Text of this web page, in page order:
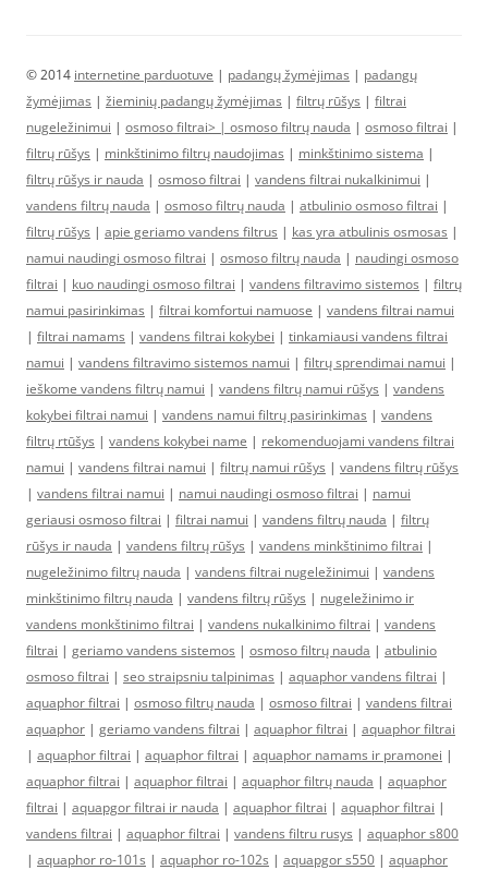
© 2014 internetine parduotuve | padangų žymėjimas | padangų
žymėjimas | žieminių padangų žymėjimas | filtrų rūšys | filtrai
nugeležinimui | osmoso filtrai> | osmoso filtrų nauda | osmoso filtrai |
filtrų rūšys | minkštinimo filtrų naudojimas | minkštinimo sistema |
filtrų rūšys ir nauda | osmoso filtrai | vandens filtrai nukalkinimui |
vandens filtrų nauda | osmoso filtrų nauda | atbulinio osmoso filtrai |
filtrų rūšys | apie geriamo vandens filtrus | kas yra atbulinis osmosas |
namui naudingi osmoso filtrai | osmoso filtrų nauda | naudingi osmoso
filtrai | kuo naudingi osmoso filtrai | vandens filtravimo sistemos | filtrų
namui pasirinkimas | filtrai komfortui namuose | vandens filtrai namui
| filtrai namams | vandens filtrai kokybei | tinkamiausi vandens filtrai
namui | vandens filtravimo sistemos namui | filtrų sprendimai namui |
ieškome vandens filtrų namui | vandens filtrų namui rūšys | vandens
kokybei filtrai namui | vandens namui filtrų pasirinkimas | vandens
filtrų rtūšys | vandens kokybei name | rekomenduojami vandens filtrai
namui | vandens filtrai namui | filtrų namui rūšys | vandens filtrų rūšys
| vandens filtrai namui | namui naudingi osmoso filtrai | namui
geriausi osmoso filtrai | filtrai namui | vandens filtrų nauda | filtrų
rūšys ir nauda | vandens filtrų rūšys | vandens minkštinimo filtrai |
nugeležinimo filtrų nauda | vandens filtrai nugeležinimui | vandens
minkštinimo filtrų nauda | vandens filtrų rūšys | nugeležinimo ir
vandens monkštinimo filtrai | vandens nukalkinimo filtrai | vandens
filtrai | geriamo vandens sistemos | osmoso filtrų nauda | atbulinio
osmoso filtrai | seo straipsniu talpinimas | aquaphor vandens filtrai |
aquaphor filtrai | osmoso filtrų nauda | osmoso filtrai | vandens filtrai
aquaphor | geriamo vandens filtrai | aquaphor filtrai | aquaphor filtrai
| aquaphor filtrai | aquaphor filtrai | aquaphor namams ir pramonei |
aquaphor filtrai | aquaphor filtrai | aquaphor filtrų nauda | aquaphor
filtrai | aquapgor filtrai ir nauda | aquaphor filtrai | aquaphor filtrai |
vandens filtrai | aquaphor filtrai | vandens filtru rusys | aquaphor s800
| aquaphor ro-101s | aquaphor ro-102s | aquapgor s550 | aquaphor